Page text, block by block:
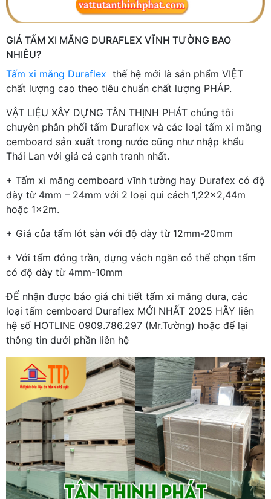
GIÁ TẤM XI MĂNG DURAFLEX VĨNH TƯỜNG BAO
NHIÊU?
Tấm xi măng Duraflex thế hệ mới là sản phẩm VIỆT
chất lượng cao theo tiêu chuẩn chất lượng PHÁP.
VẬT LIỆU XÂY DỰNG TÂN THỊNH PHÁT chúng tôi
chuyên phân phối tấm Duraflex và các loại tấm xi măng
cemboard sản xuất trong nước cũng như nhập khẩu
Thái Lan với giá cả cạnh tranh nhất.
+ Tấm xi măng cemboard vĩnh tường hay Durafex có độ
dày từ 4mm – 24mm với 2 loại qui cách 1,22x2,44m
hoặc 1x2m.
+ Giá của tấm lót sàn với độ dày từ 12mm-20mm
+ Với tấm đóng trần, dựng vách ngăn có thể chọn tấm
có độ dày từ 4mm-10mm
ĐỂ nhận được báo giá chi tiết tấm xi măng dura, các
loại tấm cemboard Duraflex MỚI NHẤT 2025 HÃY liên
hệ số HOTLINE 0909.786.297 (Mr.Tường) hoặc để lại
thông tin dưới phần liên hệ